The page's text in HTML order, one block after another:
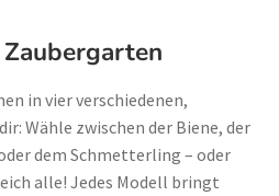
in vier verschiedenen,
Wähle zwischen der Biene, der
dem Schmetterling – oder
alle! Jedes Modell bringt